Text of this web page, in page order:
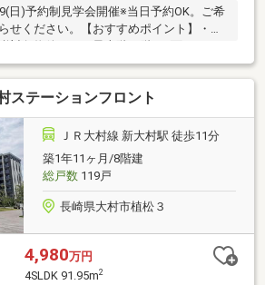
日)予約制見学会開催※当日予約OK。ご希
せください。【おすすめポイント】・住
対象物件です・最上階14階、2面バルコ
り良好です・４LDKの間取りです・小中
ー、駅まで徒歩圏内です【周辺施設】・
岐小学校まで約1400ｍ（徒歩約18分）・
ルキョウ早岐店」様まで約210ｍ（徒歩
佐世保線「早岐駅」まで約750ｍ（徒歩約
ステーションフロント
ＪＲ大村線 新大村駅 徒歩11分
築1年11ヶ月/8階建
総戸数119戸
長崎県大村市植松３
4,980万円
4SLDK 91.95m2